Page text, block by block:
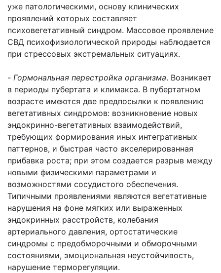
уже патологическими, основу клинических
проявлений которых составляет
психовегетативный синдром. Массовое проявление
СВД психофизиологической природы наблюдается
при стрессовых экстремальных ситуациях.
- Гормональная перестройка организма. Возникает
в периоды пубертата и климакса. В пубертатном
возрасте имеются две предпосылки к появлению
вегетативных синдромов: возникновение новых
эндокринно-вегетативных взаимодействий,
требующих формирования иных интегративных
паттернов, и быстрая часто акселерированная
прибавка роста; при этом создается разрыв между
новыми физическими параметрами и
возможностями сосудистого обеспечения.
Типичными проявлениями являются вегетативные
нарушения на фоне мягких или выраженных
эндокринных расстройств, колебания
артериального давления, ортостатические
синдромы с предобморочными и обморочными
состояниями, эмоциональная неустойчивость,
нарушение терморегуляции.